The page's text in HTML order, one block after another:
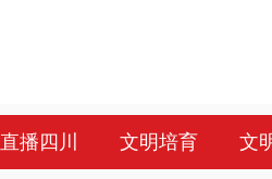
直播四川 文明培育 文